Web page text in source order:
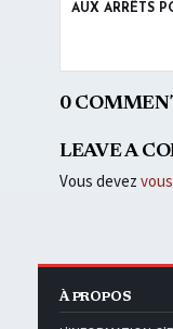
AUX ARRÊTS
0
LEAVE A
Vous devez
À PROPOS